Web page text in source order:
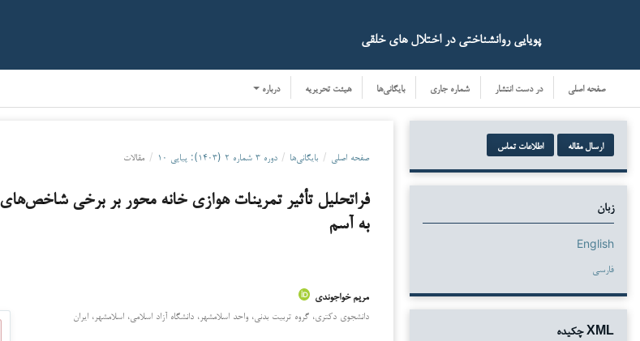
پویایی روانشناختی در اختلال های خلقی
صفحه اصلی در دست انتشار شماره جاری بایگانی‌ها هیئت تحریریه درباره
ارسال مقاله اطلاعات تماس
زبان
English
فارسی
XML چکیده
صفحه اصلی / بایگانی‌ها / دوره ۳ شماره ۲ (۱۴۰۳): پیاپی ۱۰ / مقالات
فراتحلیل تأثیر تمرینات هوازی خانه محور بر برخی شاخص‌های
به آسم
مریم خواجوندی
دانشجوی دکتری، گروه تربیت بدنی، واحد اسلامشهر، دانشگاه آزاد اسلامی، اسلامشهر، ایران
دانلودها